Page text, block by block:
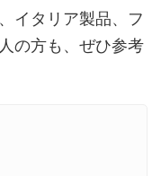
イタリア製品、フ
の方も、ぜひ参考